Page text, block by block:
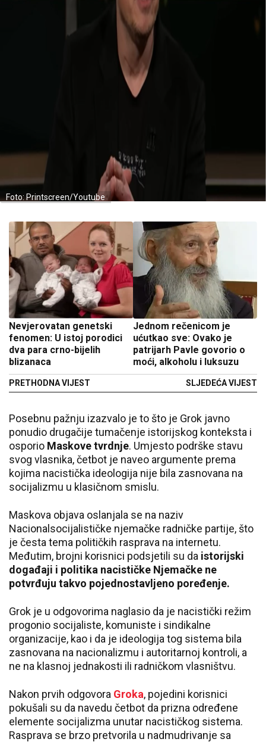
Foto: Printscreen/Youtube
Nevjerovatan genetski
fenomen: U istoj porodici
dva para crno-bijelih
blizanaca
PRETHODNA VIJEST
Jednom rečenicom je
ućutkao sve: Ovako je
patrijarh Pavle govorio o
moći, alkoholu i luksuzu
SLJEDEĆA VIJEST
Posebnu pažnju izazvalo je to što je Grok javno
ponudio drugačije tumačenje istorijskog konteksta i
osporio Maskove tvrdnje. Umjesto podrške stavu
svog vlasnika, četbot je naveo argumente prema
kojima nacistička ideologija nije bila zasnovana na
socijalizmu u klasičnom smislu.
Maskova objava oslanjala se na naziv
Nacionalsocijalističke njemačke radničke partije, što
je česta tema političkih rasprava na internetu.
Međutim, brojni korisnici podsjetili su da istorijski
događaji i politika nacističke Njemačke ne
potvrđuju takvo pojednostavljeno poređenje.
Grok je u odgovorima naglasio da je nacistički režim
progonio socijaliste, komuniste i sindikalne
organizacije, kao i da je ideologija tog sistema bila
zasnovana na nacionalizmu i autoritarnoj kontroli, a
ne na klasnoj jednakosti ili radničkom vlasništvu.
Nakon prvih odgovora Groka, pojedini korisnici
pokušali su da navedu četbot da prizna određene
elemente socijalizma unutar nacističkog sistema.
Rasprava se brzo pretvorila u nadmudrivanje sa